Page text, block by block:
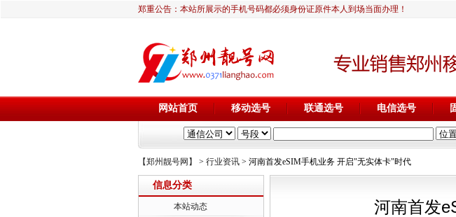
郑重公告：本站所展示的手机号码都必须身份证原件本人到场当面办理！
网站首页 移动选号 联通选号 电信选号
【郑州靓号网】 > 行业资讯 > 河南首发eSIM手机业务 开启"无实体卡"时代
信息分类
本站动态 河南首发